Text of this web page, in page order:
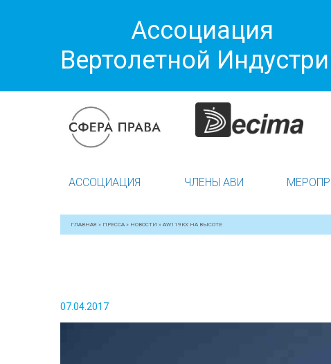
Ассоциация
Вертолетной
АССОЦИАЦИЯ ЧЛЕНЫ АВИ
ГЛАВНАЯ » ПРЕССА » НОВОСТИ » AW119KX НА ВЫСОТЕ
07.04.2017